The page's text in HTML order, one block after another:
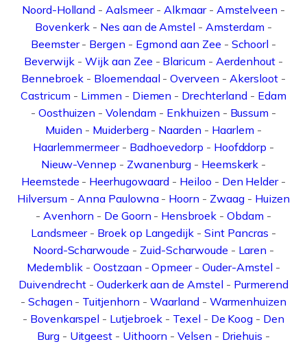
Noord-Holland -Aalsmeer- Alkmaar- Amstelveen -
Bovenkerk- Nes aan de Amstel -Amsterdam -
Beemster- Bergen - Egmond aan Zee - Schoorl -
Beverwijk - Wijk aan Zee - Blaricum -Aerdenhout-
Bennebroek- Bloemendaal -Overveen -Akersloot-
Castricum - Limmen - Diemen - Drechterland - Edam
- Oosthuizen -Volendam - Enkhuizen - Bussum -
Muiden - Muiderberg- Naarden - Haarlem -
Haarlemmermeer- Badhoevedorp - Hoofddorp -
Nieuw-Vennep - Zwanenburg- Heemskerk -
Heemstede - Heerhugowaard - Heiloo - Den Helder-
Hilversum - Anna Paulowna- Hoorn - Zwaag- Huizen
-Avenhorn - De Goorn - Hensbroek -Obdam -
Landsmeer- Broek op Langedijk -Sint Pancras -
Noord-Scharwoude - Zuid-Scharwoude - Laren -
Medemblik- Oostzaan -Opmeer-Ouder-Amstel -
Duivendrecht- Ouderkerk aan de Amstel - Purmerend
- Schagen - Tuitjenhorn - Waarland - Warmenhuizen
- Bovenkarspel - Lutjebroek- Texel - De Koog - Den
Burg- Uitgeest - Uithoorn - Velsen - Driehuis -